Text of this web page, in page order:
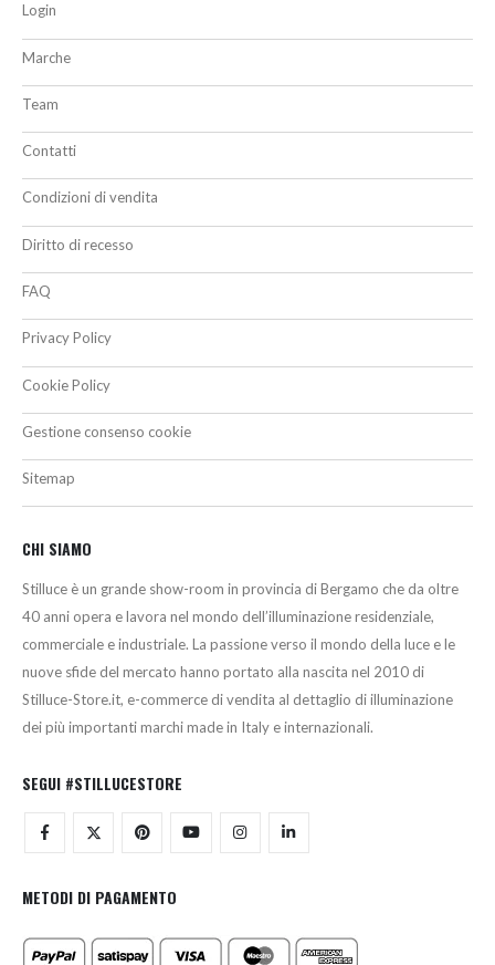
Login
Marche
Team
Contatti
Condizioni di vendita
Diritto di recesso
FAQ
Privacy Policy
Cookie Policy
Gestione consenso cookie
Sitemap
CHI SIAMO
Stilluce è un grande show-room in provincia di Bergamo che da oltre
40 anni opera e lavora nel mondo dell’illuminazione residenziale,
commerciale e industriale. La passione verso il mondo della luce e le
nuove sfide del mercato hanno portato alla nascita nel 2010 di
Stilluce-Store.it, e-commerce di vendita al dettaglio di illuminazione
dei più importanti marchi made in Italy e internazionali.
SEGUI #STILLUCESTORE
METODI DI PAGAMENTO